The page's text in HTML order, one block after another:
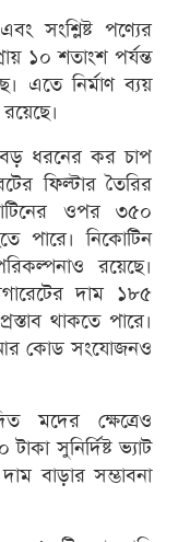
সংশ্লিষ্ট পণ্যের
১০ শতাংশ পর্যন্ত
এতে নির্মাণ ব্যয়
ধরনের কর চাপ
ফিল্টার তৈরির
ওপর ৩৫০
পারে। নিকোটিন
রয়েছে।
দাম ১৮৫
থাকতে পারে।
কোড সংযোজনও
মদের ক্ষেত্রেও
সুনির্দিষ্ট ভ্যাট
বাড়ার সম্ভাবনা